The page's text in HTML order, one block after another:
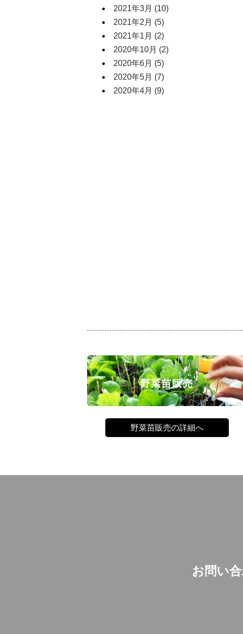
2021年3月 (10)
2021年2月 (5)
2021年1月 (2)
2020年10月 (2)
2020年6月 (5)
2020年5月 (7)
2020年4月 (9)
野菜苗販売
野菜苗販売の詳細へ
お問い